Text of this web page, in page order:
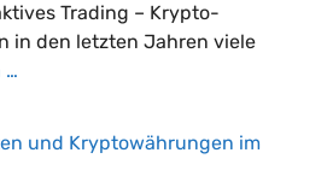
Trading – Krypto-
in den letzten Jahren viele
…
und Kryptowährungen im